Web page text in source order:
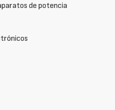
de potencia